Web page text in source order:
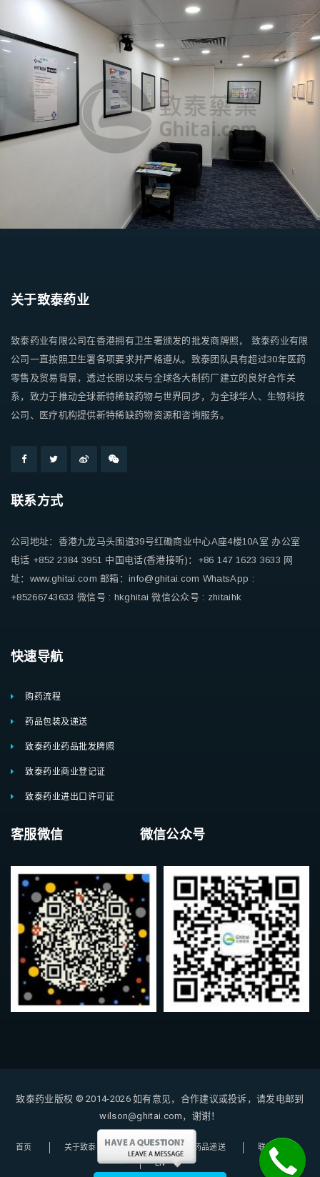
关于致泰药业
致泰药业有限公司在香港拥有卫生署颁发的批发商牌照， 致泰药业有限
公司一直按照卫生署各项要求并严格遵从。致泰团队具有超过30年医药
零售及贸易背景，透过长期以来与全球各大制药厂建立的良好合作关
系，致力于推动全球新特稀缺药物与世界同步，为全球华人、生物科技
公司、医疗机构提供新特稀缺药物资源和咨询服务。
联系方式
公司地址：香港九龙马头围道39号红磡商业中心A座4楼10A室 办公室
电话 +852 2384 3951 中国电话(香港接听)：+86 147 1623 3633 网
址：www.ghitai.com 邮箱：info@ghitai.com WhatsApp :
+85266743633 微信号 : hkghitai 微信公众号 : zhitaihk
快速导航
购药流程
药品包装及递送
致泰药业药品批发牌照
致泰药业商业登记证
致泰药业进出口许可证
客服微信 微信公众号
致泰药业版权 © 2014-2026如有意见，合作建议或投诉，请发电邮到
wilson@ghitai.com，谢谢！
首页 关于致泰 购药指南 药品递送
联系我们
EN